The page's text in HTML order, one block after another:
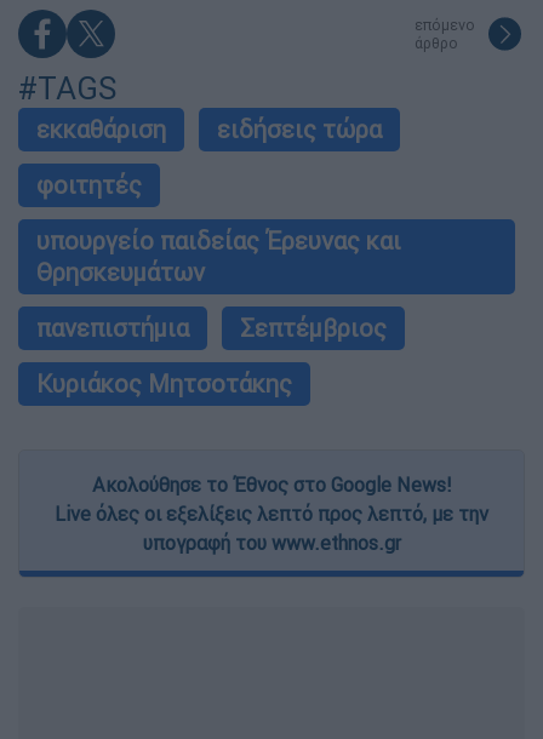
επόμενο
άρθρο
#TAGS
εκκαθάριση
ειδήσεις τώρα
φοιτητές
υπουργείο παιδείας Έρευνας και
Θρησκευμάτων
πανεπιστήμια
Σεπτέμβριος
Κυριάκος Μητσοτάκης
Ακολούθησε το Έθνος στο Google News!
Live όλες οι εξελίξεις λεπτό προς λεπτό, με την
υπογραφή του www.ethnos.gr